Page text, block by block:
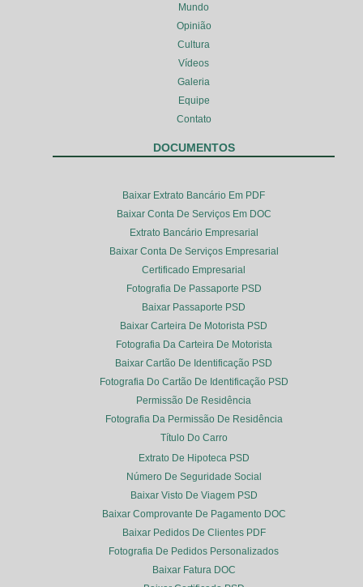
Mundo
Opinião
Cultura
Vídeos
Galeria
Equipe
Contato
DOCUMENTOS
Baixar Extrato Bancário Em PDF
Baixar Conta De Serviços Em DOC
Extrato Bancário Empresarial
Baixar Conta De Serviços Empresarial
Certificado Empresarial
Fotografia De Passaporte PSD
Baixar Passaporte PSD
Baixar Carteira De Motorista PSD
Fotografia Da Carteira De Motorista
Baixar Cartão De Identificação PSD
Fotografia Do Cartão De Identificação PSD
Permissão De Residência
Fotografia Da Permissão De Residência
Título Do Carro
Extrato De Hipoteca PSD
Número De Seguridade Social
Baixar Visto De Viagem PSD
Baixar Comprovante De Pagamento DOC
Baixar Pedidos De Clientes PDF
Fotografia De Pedidos Personalizados
Baixar Fatura DOC